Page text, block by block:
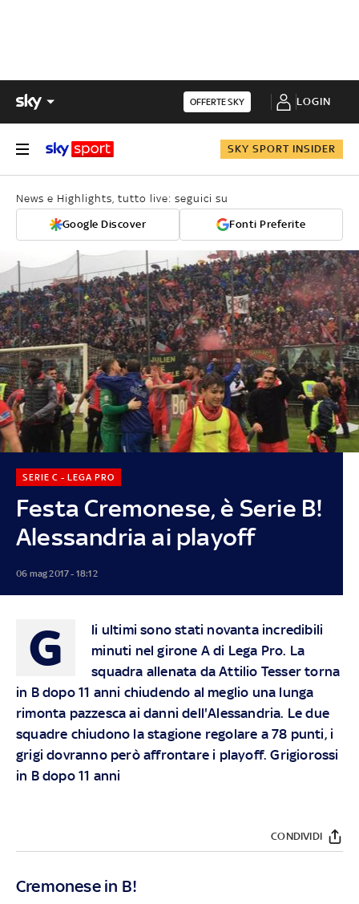
OFFERTE SKY LOGIN
SKY SPORT INSIDER
News e Highlights, tutto live: seguici su
Google Discover Fonti Preferite
Festa Cremonese, è Serie B!
Alessandria ai playoff
SERIE C - LEGA PRO
06 mag 2017 - 18:12
G
li ultimi sono stati novanta incredibili
minuti nel girone A di Lega Pro. La
squadra allenata da Attilio Tesser torna
in B dopo 11 anni chiudendo al meglio una lunga
rimonta pazzesca ai danni dell'Alessandria. Le due
squadre chiudono la stagione regolare a 78 punti, i
grigi dovranno però affrontare i playoff. Grigiorossi
in B dopo 11 anni
CONDIVIDI
Cremonese in B!